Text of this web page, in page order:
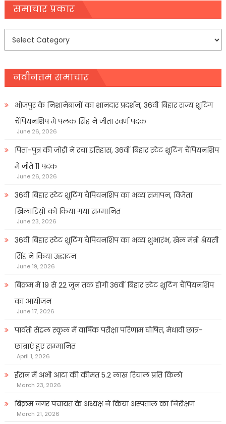
navigation
समाचार प्रकार
समाचार
नवीनतम समाचार
भोजपुर के निशानेबाजों का शानदार प्रदर्शन, 36वीं बिहार राज्य शूटिंग
चैंपियनशिप में पलक सिंह ने जीता स्वर्ण पदक
June 26, 2026
पिता-पुत्र की जोड़ी ने रचा इतिहास, 36वीं बिहार स्टेट शूटिंग चैंपियनशिप
में जीते 11 पदक
June 26, 2026
36वीं बिहार स्टेट शूटिंग चैंपियनशिप का भव्य समापन, विजेता
खिलाडिय़ों को किया गया सम्मानित
June 23, 2026
36वीं बिहार स्टेट शूटिंग चैंपियनशिप का भव्य शुभारंभ, खेल मंत्री श्रेयसी
सिंह ने किया उद्घाटन
June 19, 2026
बिक्रम में 19 से 22 जून तक होगी 36वीं बिहार स्टेट शूटिंग चैंपियनशिप
का आयोजन
June 17, 2026
पार्वती सेंट्रल स्कूल में वार्षिक परीक्षा परिणाम घोषित, मेधावी छात्र-
छात्राएं हुए सम्मानित
April 1, 2026
ईरान में अभी आटा की कीमत 5.2 लाख रियाल प्रति किलो
March 23, 2026
बिक्रम नगर पंचायत के अध्यक्ष ने किया अस्पताल का निरीक्षण
March 21, 2026